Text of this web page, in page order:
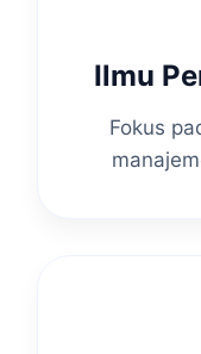
Ilmu
Fokus